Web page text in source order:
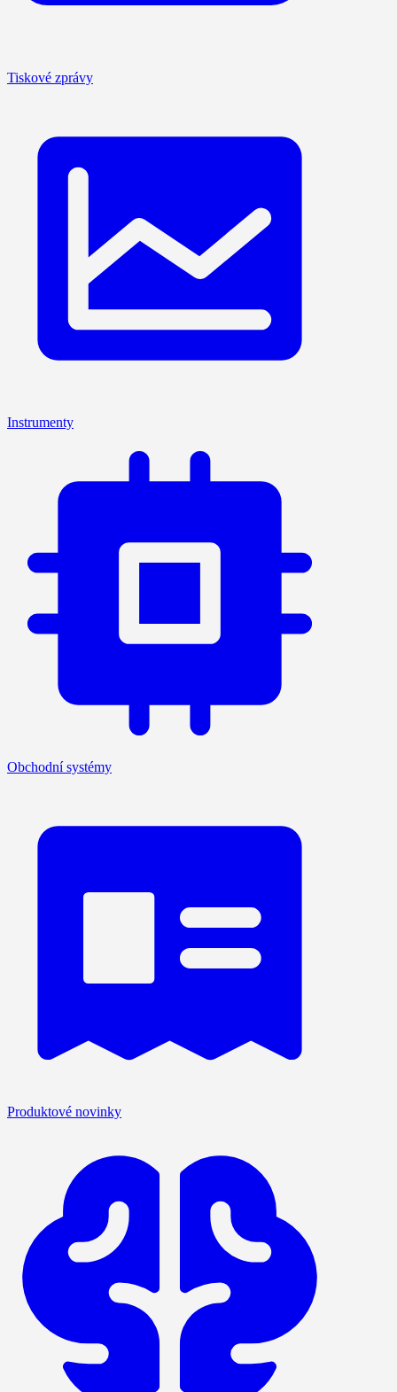
Tiskové zprávy
Instrumenty
Obchodní systémy
Produktové novinky